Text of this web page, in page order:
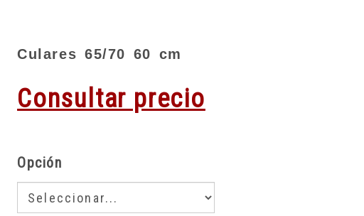
Culares 65/70 60 cm
Consultar precio
Opción